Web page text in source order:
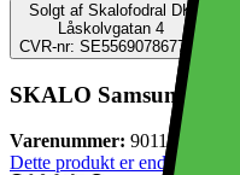
Solgt af Skalofodral DK
Låskolvgatan 4
CVR-nr: SE556907867701
SKALO Samsung
Varenummer: 901188
Dette produkt er endnu ikke